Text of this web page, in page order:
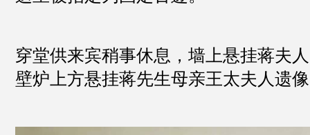
穿堂供来宾稍事休息，墙上悬挂蒋夫
壁炉上方悬挂蒋先生母亲王太夫人遗